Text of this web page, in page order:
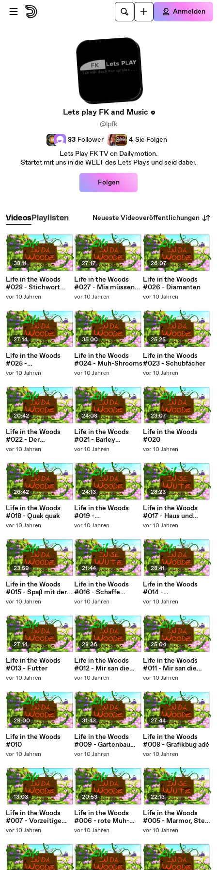
Zum Hauptinhalt springen
Anmelden
Lets play FK and Music
@lpfk
83 Follower 4 Sie Folgen
Lets Play FK TV on Dailymotion.
Startet mit uns in die WELT des Lets Plays und seid dabei.
Folgen
VideosPlaylisten Neueste Videoveröffentlichungen
38:11
Life in the Woods
#028 - Stichwort
"Adrenalin"
vor 10 Jahren
27:14
Life in the Woods
#025 -
Kochshow/Knoppers
vor 10 Jahren
20:42
Life in the Woods
#022 - Der
Zimmermannsblock
vor 10 Jahren
26:42
Life in the Woods
#018 - Quak quak
vor 10 Jahren
23:59
Life in the Woods
#015 - Spaß mit der
Chisel-Mod
vor 10 Jahren
27:14
Life in the Woods
#013 - Futter
vor 10 Jahren
29:00
Life in the Woods
#010
vor 10 Jahren
13:03
Life in the Woods
#007 - Vorzeitige
Ende des Lets Plays?
vor 10 Jahren
27:17
Life in the Woods
#027 - Mia müssen
mehr Muh-Kuhs
vor 10 Jahren
35:00
Life in the Woods
#024 - Muh-Shrooms
vor 10 Jahren
24:08
Life in the Woods
#021 - Barley
Geröllheimer
vor 10 Jahren
24:13
Life in the Woods
#019 -
Dachschadenenenen
vor 10 Jahren
21:44
Life in the Woods
#016 - Schaffe
schaffe Häusle baue
vor 10 Jahren
28:26
Life in the Woods
#012 - Mir san die
lustigen
vor 10 Jahren
31:43
Life in the Woods
#009 - Gartenbau
und viel zu viel
vor 10 Jahren
20:53
Life in the Woods
#006 - rote Muh-
Kuhs
vor 10 Jahren
26:07
Life in the Woods
#026 - Diamanten
vor 10 Jahren
25:25
Life in the Woods
#023 - Schubfächer
vor 10 Jahren
23:07
Life in the Woods
#020
vor 10 Jahren
28:23
Life in the Woods
#017 - Haus und
Kisten und so
vor 10 Jahren
28:41
Life in the Woods
#014 -
Grundsteinlegung
vor 10 Jahren
25:04
Life in the Woods
#011 - Mir san die
lustigen
vor 10 Jahren
27:44
Life in the Woods
#008 - Grafikbug adé
vor 10 Jahren
22:13
Life in the Woods
#005 - Marmor, Stein
und Eisen bricht!
vor 10 Jahren